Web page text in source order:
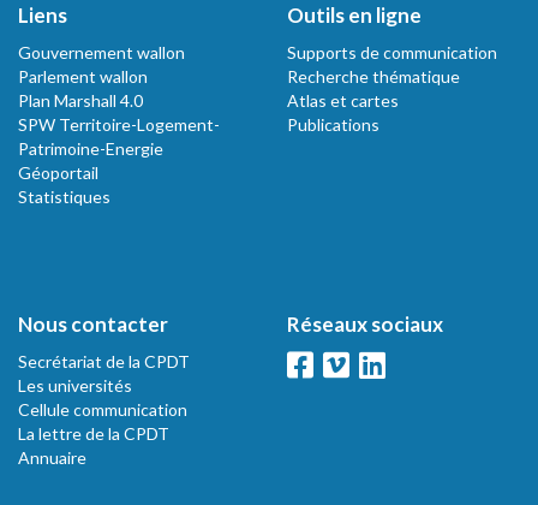
Liens
Gouvernement wallon
Parlement wallon
Plan Marshall 4.0
SPW Territoire-Logement-
Patrimoine-Energie
Géoportail
Statistiques
Outils en ligne
Supports de communication
Recherche thématique
Atlas et cartes
Publications
Nous contacter
Secrétariat de la CPDT
Les universités
Cellule communication
La lettre de la CPDT
Annuaire
Réseaux sociaux